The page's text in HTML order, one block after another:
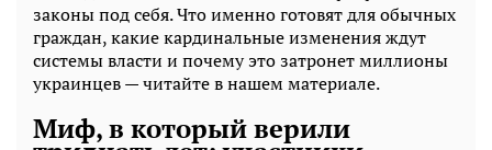
законы под себя. Что именно готовят для обычных
граждан, какие кардинальные изменения ждут
системы власти и почему это затронет миллионы
украинцев — читайте в нашем материале.
Миф, в который верили